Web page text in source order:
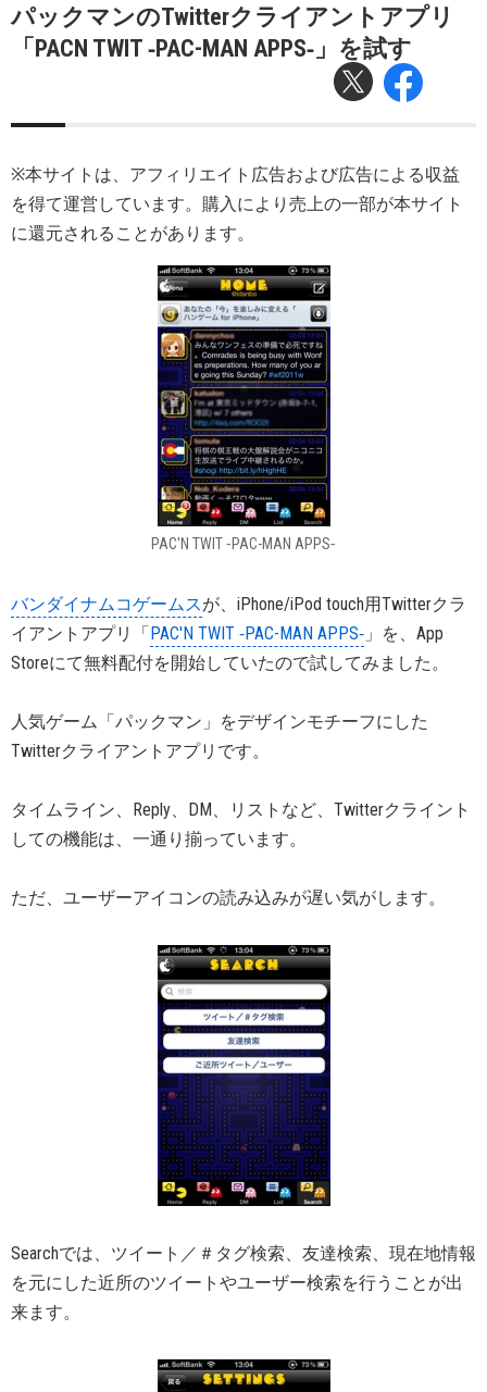
パックマンのTwitterクライアントアプリ
「PACN TWIT ‐PAC-MAN APPS‐」を試す
※本サイトは、アフィリエイト広告および広告による収益
を得て運営しています。購入により売上の一部が本サイト
に還元されることがあります。
PAC'N TWIT ‐PAC-MAN APPS‐
バンダイナムコゲームスが、iPhone/iPod touch用Twitterクラ
イアントアプリ「PAC'N TWIT ‐PAC-MAN APPS‐ 」を、App
Storeにて無料配付を開始していたので試してみました。
人気ゲーム「パックマン」をデザインモチーフにした
Twitterクライアントアプリです。
タイムライン、Reply、DM、リストなど、Twitterクライント
しての機能は、一通り揃っています。
ただ、ユーザーアイコンの読み込みが遅い気がします。
Searchでは、ツイート／＃タグ検索、友達検索、現在地情報
を元にした近所のツイートやユーザー検索を行うことが出
来ます。